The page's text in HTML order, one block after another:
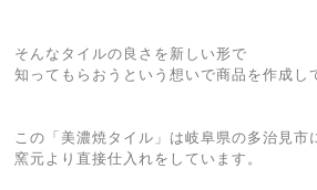
そんなタイルの良さを新しい形で
知ってもらおうという想いで商品を作成し
この「美濃焼タイル」は岐阜県の多治見市
窯元より直接仕入れをしています。